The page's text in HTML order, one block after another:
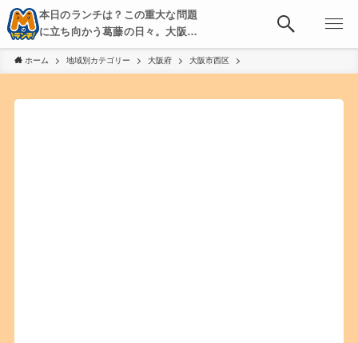
本日のランチは？この重大な問題
に立ち向かう葛藤の日々。大阪・
京都・神戸を中心とした食べ歩
き、飲み歩きを綴る。
ホーム 地域別カテゴリー 大阪府 大阪市西区